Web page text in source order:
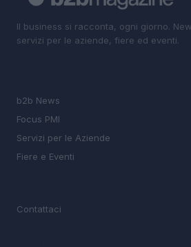
Il business si racconta, ogni giorno.
servizi per le aziende, fiere ed eventi.
b2b News
Focus PMI
Servizi per le Aziende
Fiere e Eventi
Contattaci